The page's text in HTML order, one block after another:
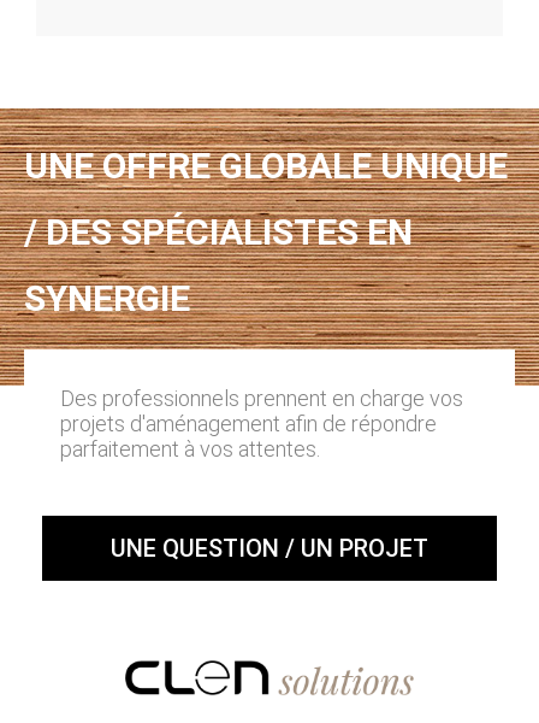
UNE OFFRE GLOBALE UNIQUE
/ DES SPÉCIALISTES EN
SYNERGIE
Des professionnels prennent en charge vos
projets d'aménagement afin de répondre
parfaitement à vos attentes.
UNE QUESTION / UN PROJET